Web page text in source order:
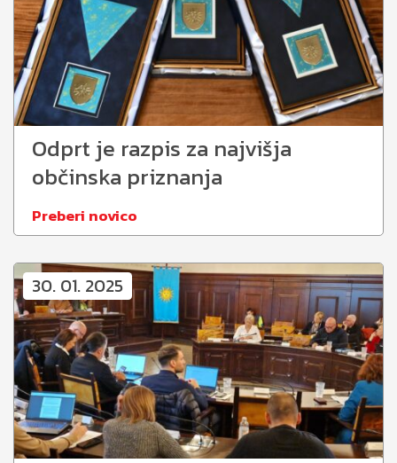
Odprt je razpis za najvišja
občinska priznanja
Preberi novico
30. 01. 2025